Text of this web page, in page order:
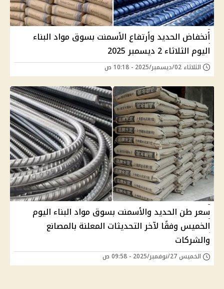
أنخفاض الحديد وأرتفاع الأسمنت بسوق مواد البناء
اليوم الثلاثاء 2 ديسمبر 2025
الثلاثاء 02/ديسمبر/2025 - 10:18 ص
سعر طن الحديد والأسمنت بسوق مواد البناء اليوم
الخميس وفقًا لآخر التحديثات المعلنة بالمصانع
والشركات
الخميس 27/نوفمبر/2025 - 09:58 ص